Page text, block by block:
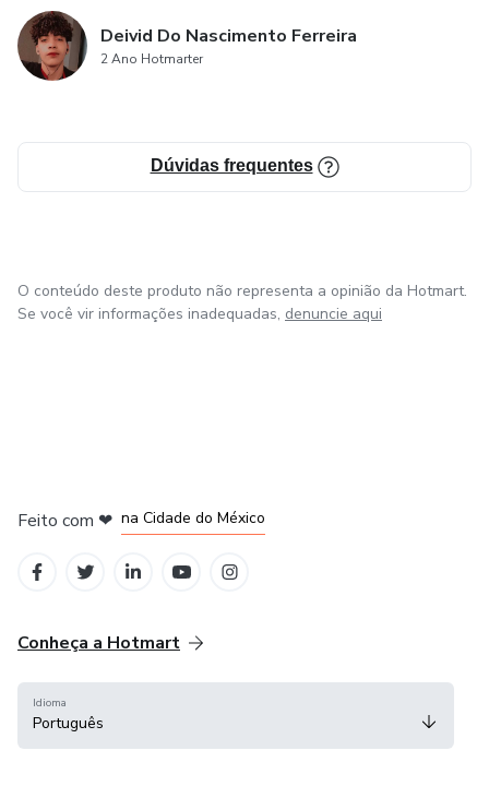
Deivid Do Nascimento Ferreira
2 Ano Hotmarter
Dúvidas frequentes
O conteúdo deste produto não representa a opinião da Hotmart.
Se você vir informações inadequadas, denuncie aqui
Feito com ❤ na Cidade do México
Conheça a Hotmart
Idioma
Português